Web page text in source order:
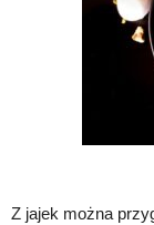
Z jajek można